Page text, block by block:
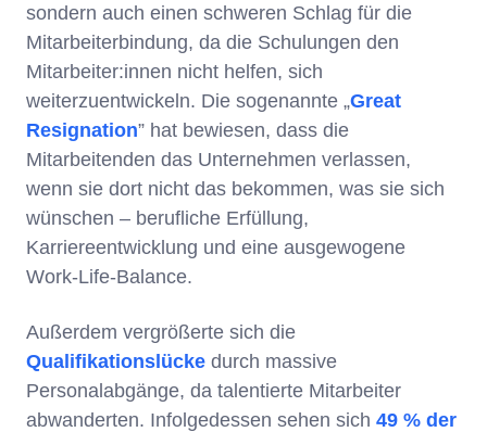
sondern auch einen schweren Schlag für die
Mitarbeiterbindung, da die Schulungen den
Mitarbeiter:innen nicht helfen, sich
weiterzuentwickeln. Die sogenannte „Great
Resignation” hat bewiesen, dass die
Mitarbeitenden das Unternehmen verlassen,
wenn sie dort nicht das bekommen, was sie sich
wünschen – berufliche Erfüllung,
Karriereentwicklung und eine ausgewogene
Work-Life-Balance.
Außerdem vergrößerte sich die
Qualifikationslücke durch massive
Personalabgänge, da talentierte Mitarbeiter
abwanderten. Infolgedessen sehen sich 49 % der